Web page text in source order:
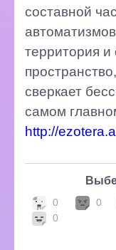
составной
территория и
сверкает
самом
http://
0 0
0